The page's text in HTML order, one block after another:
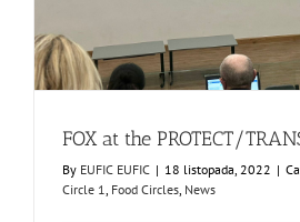
FOX at the PROTECT/
By EUFIC EUFIC | 18 listopada, 2022 |
Circle 1, Food Circles, News